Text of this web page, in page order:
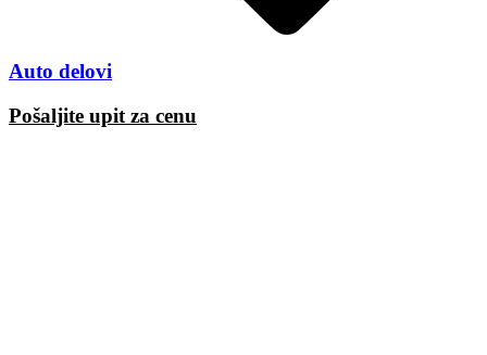
Auto delovi
Pošaljite upit za cenu